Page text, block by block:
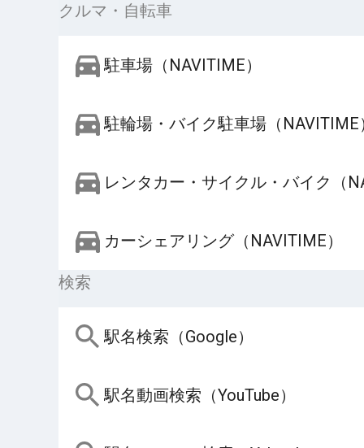
クルマ・自転車
駐車場（NAVITIME）
駐輪場・バイク駐車場（NAVITIME
レンタカー・サイクル・バイク（
カーシェアリング（NAVITIME）
検索
駅名検索（Google）
駅名動画検索（YouTube）